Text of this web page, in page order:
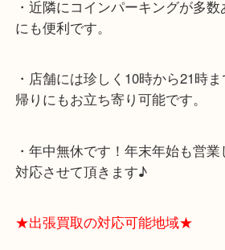
★最寄り駅★
各線「三宮駅」「三ノ宮駅」